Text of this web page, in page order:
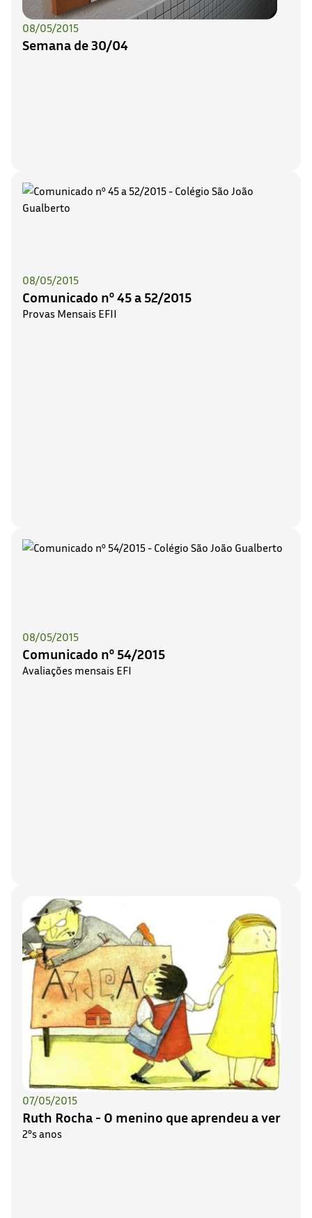
08/05/2015
Semana de 30/04
08/05/2015
Comunicado nº 45 a 52/2015
Provas Mensais EFII
08/05/2015
Comunicado nº 54/2015
Avaliações mensais EFI
07/05/2015
Ruth Rocha - O menino que aprendeu a ver
2°s anos